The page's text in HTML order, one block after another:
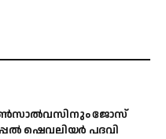
ജോസ്
ഷെവലിയർ പദവി